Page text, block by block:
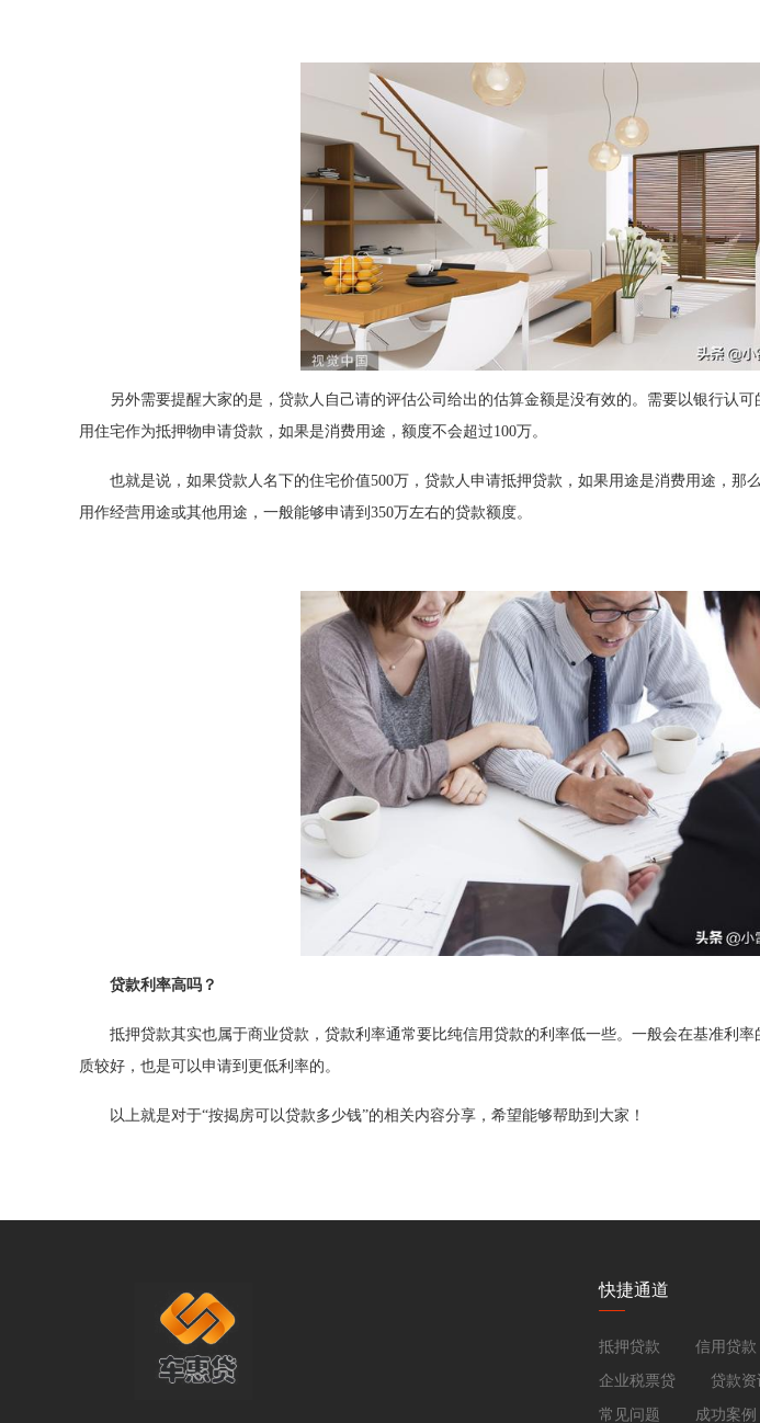
另外需要提醒大家的是，贷款人自己请的评估公司给出的估算金额是没有效的。需要以银行认
用住宅作为抵押物申请贷款，如果是消费用途，额度不会超过100万。
也就是说，如果贷款人名下的住宅价值500万，贷款人申请抵押贷款，如果用途是消费用途，那
用作经营用途或其他用途，一般能够申请到350万左右的贷款额度。
贷款利率高吗？
抵押贷款其实也属于商业贷款，贷款利率通常要比纯信用贷款的利率低一些。一般会在基准利
质较好，也是可以申请到更低利率的。
以上就是对于“按揭房可以贷款多少钱”的相关内容分享，希望能够帮助到大家！
快捷通道
抵押贷款 信用贷款
企业税票贷 贷款资
常见问题 成功案例